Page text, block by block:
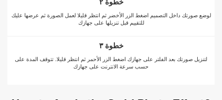
خطوة ٢
لوضع صورتك داخل التصميم اضغط الزر الأخضر ثم انتظر قليلا لعمل الصورة ثم عرضها عليك
للتقييم قبل تنزيلها على جهازك
خطوة ٣
لتنزيل صورتك بعد الفلتر على جهازك اضغط الزر الأحمر ثم انتظر قليلا. تتوقف المدة على
حسب سرعة الانترنت على جهازك